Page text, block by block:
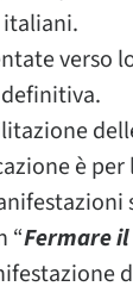
verso
è
“Fermare